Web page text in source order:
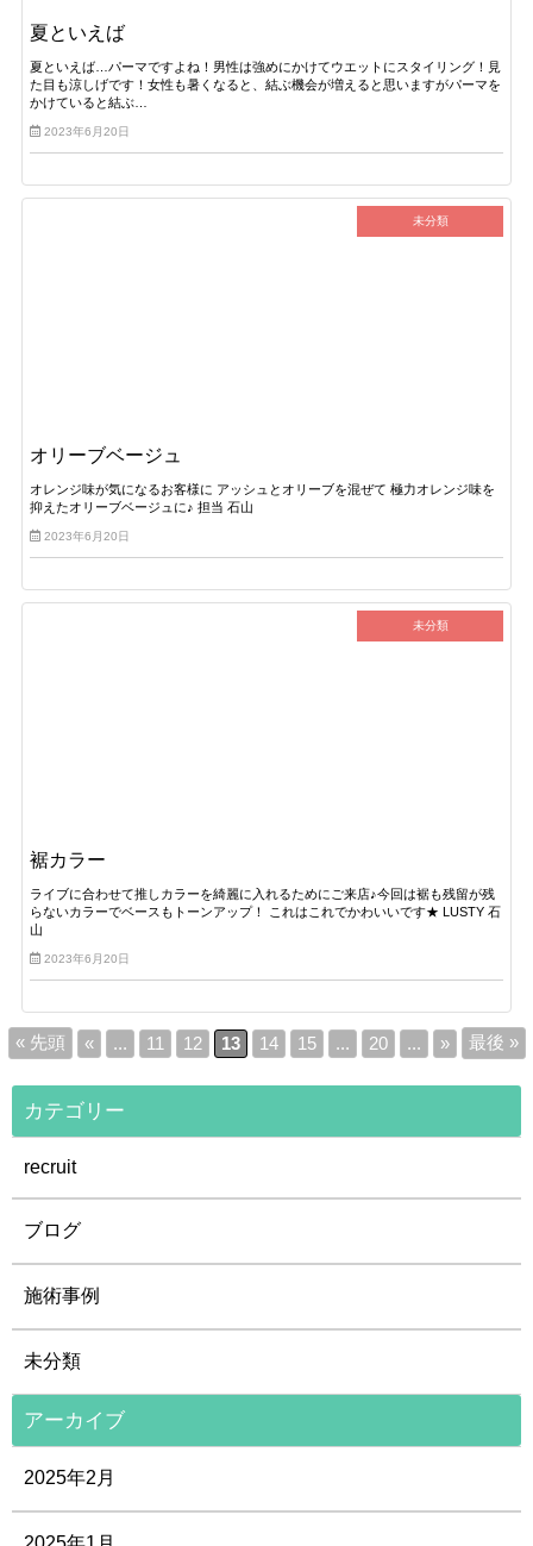
夏といえば
夏といえば…パーマですよね！男性は強めにかけてウエットにスタイリング！見
た目も涼しげです！女性も暑くなると、結ぶ機会が増えると思いますがパーマを
かけていると結ぶ…
2023年6月20日
未分類
オリーブベージュ
オレンジ味が気になるお客様に アッシュとオリーブを混ぜて 極力オレンジ味を
抑えたオリーブベージュに♪ 担当 石山
2023年6月20日
未分類
裾カラー
ライブに合わせて推しカラーを綺麗に入れるためにご来店♪今回は裾も残留が残
らないカラーでベースもトーンアップ！ これはこれでかわいいです★ LUSTY 石
山
2023年6月20日
« 先頭 « ... 11 12 13 14 15 ... 20 ... » 最後 »
カテゴリー
recruit
ブログ
施術事例
未分類
アーカイブ
2025年2月